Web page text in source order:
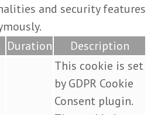
and security features
Duration Description
This cookie is set
by GDPR Cookie
Consent plugin.